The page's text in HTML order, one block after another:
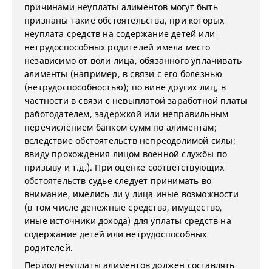
причинами неуплаты алиментов могут быть
признаны такие обстоятельства, при которых
неуплата средств на содержание детей или
нетрудоспособных родителей имела место
независимо от воли лица, обязанного уплачивать
алименты (например, в связи с его болезнью
(нетрудоспособностью); по вине других лиц, в
частности в связи с невыплатой заработной платы
работодателем, задержкой или неправильным
перечислением банком сумм по алиментам;
вследствие обстоятельств непреодолимой силы;
ввиду прохождения лицом военной службы по
призыву и т.д.). При оценке соответствующих
обстоятельств судье следует принимать во
внимание, имелись ли у лица иные возможности
(в том числе денежные средства, имущество,
иные источники дохода) для уплаты средств на
содержание детей или нетрудоспособных
родителей.
Период неуплаты алиментов должен составлять